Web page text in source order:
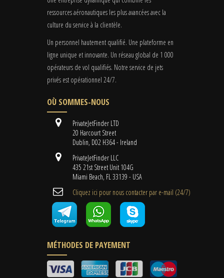
ressources aéronautiques les plus avancées avec la
culture du service à la clientèle.
Un personnel hautement qualifié. Une plateforme en
ligne unique et innovante. Un réseau global de 1 000
opérateurs de vol qualifiés. Notre service de jets
privés est opérationnel 24/7.
OÙ SOMMES-NOUS
PrivateJetFinder LTD
20 Harcourt Street
Dublin, D02 H364 - Ireland
PrivateJetFinder LLC
435 21st Street Unit 104G
Miami Beach, FL 33139 - USA
Cliquez ici pour nous contacter par e-mail (24/7)
MÉTHODES DE PAYEMENT